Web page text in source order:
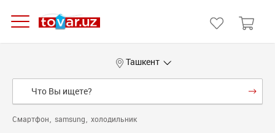
Ташкент
Смартфон samsung холодильник